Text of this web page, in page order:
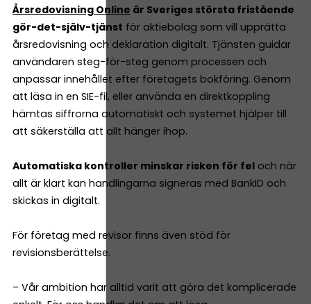
Årsredovisning Online är Sveriges största fristående
gör-det-själv-tjänst för aktiebolag som vill upprätta
årsredovisning och deklaration digitalt. Tjänsten guidar
användaren steg-för-steg genom processen och
anpassar innehållet efter företagets bokföring. Genom
att läsa in en SIE-fil, eller använda en direktkoppling
hämtas siffrorna automatiskt och systemet hjälper till
att säkerställa att allt hänger ihop.
Automatiska kontroller minskar risken för fel och när
allt är klart kan handlingarna signeras med BankID och
skickas in digitalt.
För företag med revisor finns även stöd för
revisionsberättelse.
– Vår ambition har alltid varit att göra det komplicerade